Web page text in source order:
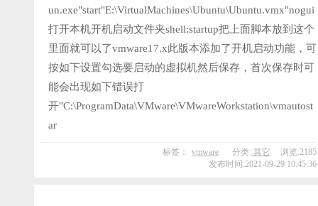
un.exe"start"E:\VirtualMachines\Ubuntu\Ubuntu.vmx"nogui
打开本机开机启动文件夹shell:startup把上面脚本放到这个
里面就可以了vmware17.x此版本添加了开机启动功能，可
按如下设置勾选要启动的虚拟机然后保存，首次保存时可
能会出现如下错误打
开"C:\ProgramData\VMware\VMwareWorkstation\vmautost
ar
标签： vmware 分类: 其它
浏览:2185
发布时间:2021-09-29 10:45:36